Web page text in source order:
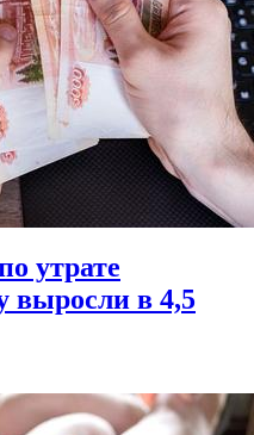
утрате
выросли в 4,5